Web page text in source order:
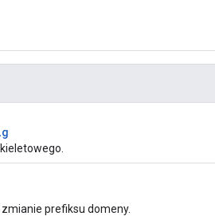
prefiksu domeny.